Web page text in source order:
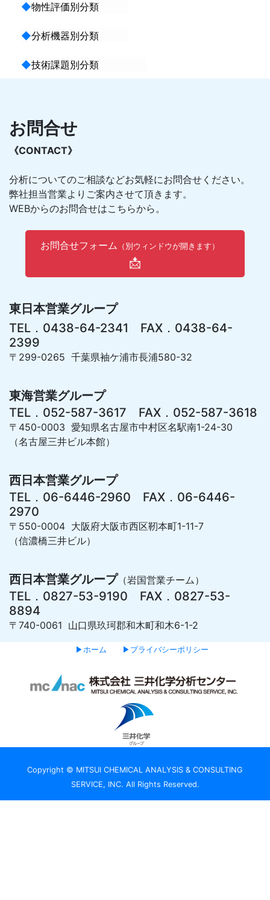
◆物性評価別分類
◆分析機器別分類
◆技術課題別分類
お問合せ
《CONTACT》
分析についてのご相談などお気軽にお問合せください。
弊社担当営業よりご案内させて頂きます。
WEBからのお問合せはこちらから。
お問合せフォーム （別ウィンドウが開きます）
📩
東日本営業グループ
TEL．0438-64-2341 FAX．0438-64-
2399
〒299-0265 千葉県袖ケ浦市長浦580-32
東海営業グループ
TEL．052-587-3617 FAX．052-587-3618
〒450-0003 愛知県名古屋市中村区名駅南1-24-30
（名古屋三井ビル本館）
西日本営業グループ
TEL．06-6446-2960 FAX．06-6446-
2970
〒550-0004 大阪府大阪市西区靭本町1-11-7
（信濃橋三井ビル）
西日本営業グループ （岩国営業チーム）
TEL．0827-53-9190 FAX．0827-53-
8894
〒740-0061 山口県玖珂郡和木町和木6-1-2
▶ホーム ▶プライバシーポリシー
Copyright © MITSUI CHEMICAL ANALYSIS & CONSULTING
SERVICE, INC. All Rights Reserved.